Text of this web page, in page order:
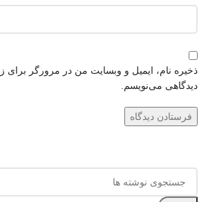
ذخیره نام، ایمیل و وبسایت من در مرورگر برای
دیدگاهی می‌نویسم.